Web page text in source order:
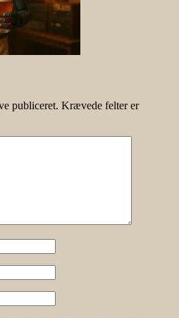
publiceret. Krævede felter er